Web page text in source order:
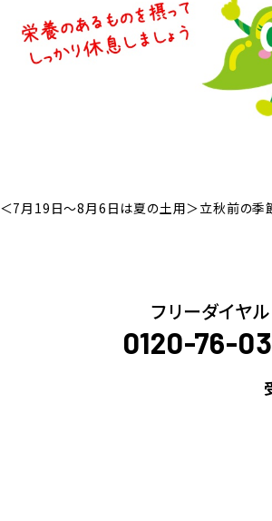
＜7月19日～8月6日は夏の土用＞立秋前の季
フリーダイヤル
0120-76-